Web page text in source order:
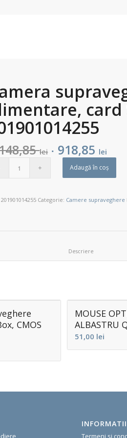
card
lei Prețul
inițial
1.148,85 lei.
918,85 lei
curent
este:
Adaugă în coș
201901014255 Categorie: Camere supraveghere
CMOS
MOUSE
ALBASTRU
51,00 lei
Termeni si